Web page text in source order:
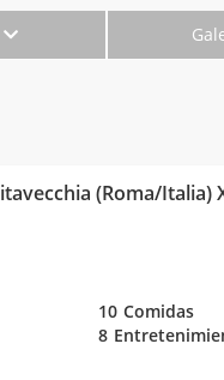
(Roma/Italia)
10 Comidas
8